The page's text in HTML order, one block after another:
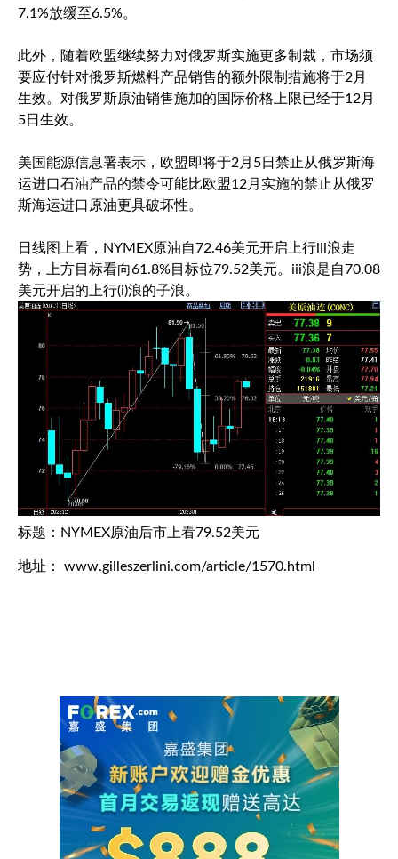
7.1%放缓至6.5%。
此外，随着欧盟继续努力对俄罗斯实施更多制裁，市场须
要应付针对俄罗斯燃料产品销售的额外限制措施将于2月
生效。对俄罗斯原油销售施加的国际价格上限已经于12月
5日生效。
美国能源信息署表示，欧盟即将于2月5日禁止从俄罗斯海
运进口石油产品的禁令可能比欧盟12月实施的禁止从俄罗
斯海运进口原油更具破坏性。
日线图上看，NYMEX原油自72.46美元开启上行iii浪走
势，上方目标看向61.8%目标位79.52美元。iii浪是自70.08
美元开启的上行(i)浪的子浪。
标题：NYMEX原油后市上看79.52美元
地址： www.gilleszerlini.com/article/1570.html